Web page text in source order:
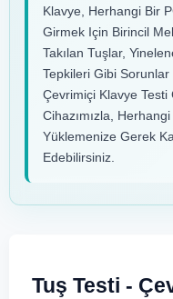
Klavye, Herhangi Bir
Girmek Için Birincil
Takılan Tuşlar,
Tepkileri Gibi
Çevrimiçi Klavye Testi
Cihazımızla, Herhangi
Yüklemenize Gerek
Edebilirsiniz.
Tuş Testi -